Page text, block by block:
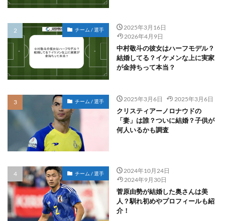
チーム / 選手
2025年3月16日
2026年4月9日
中村敬斗の彼女はハーフモデル？
結婚してる？イケメンな上に実家
が金持ちって本当？
チーム / 選手 2025年3月6日 2025年3月6日
クリスティアーノロナウドの
「妻」は誰？ついに結婚？子供が
何人いるかも調査
チーム / 選手
2024年10月24日
2024年9月30日
菅原由勢が結婚した奥さんは美
人？馴れ初めやプロフィールも紹
介！